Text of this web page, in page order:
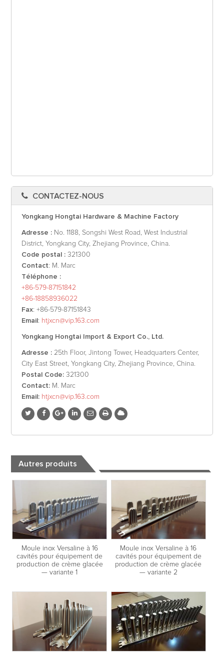
CONTACTEZ-NOUS
Yongkang Hongtai Hardware & Machine Factory
Adresse : No. 1188, Songshi West Road, West Industrial
District, Yongkang City, Zhejiang Province, China.
Code postal : 321300
Contact: M. Marc
Téléphone :
+86-579-87151842
+86-18858936022
Fax: +86-579-87151843
Email : htjxcn@vip.163.com
Yongkang Hongtai Import & Export Co., Ltd.
Adresse : 25th Floor, Jintong Tower, Headquarters Center,
City East Street, Yongkang City, Zhejiang Province, China.
Postal Code: 321300
Contact: M. Marc
Email: htjxcn@vip.163.com
Autres produits
Moule inox Versaline à 16
cavités pour équipement de
production de crème glacée
— variante 1
Moule inox Versaline à 16
cavités pour équipement de
production de crème glacée
— variante 2